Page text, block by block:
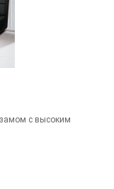
с высоким